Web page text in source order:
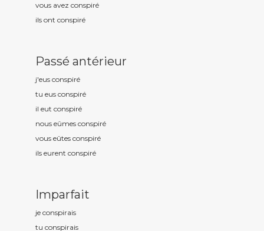
vous avez conspiré
ils ont conspiré
Passé antérieur
j'eus conspiré
tu eus conspiré
il eut conspiré
nous eûmes conspiré
vous eûtes conspiré
ils eurent conspiré
Imparfait
je conspirais
tu conspirais